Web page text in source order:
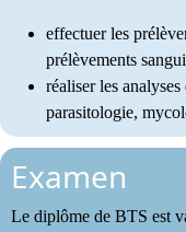
effectuer les
prélèvements
réaliser les
parasitologie,
Examen
Le diplôme de BTS est